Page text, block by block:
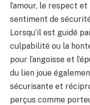
l’amour, le respect
sentiment de
Lorsqu’il est guidé
culpabilité ou la
pour l’angoisse et
du lien joue
sécurisante et
perçus comme